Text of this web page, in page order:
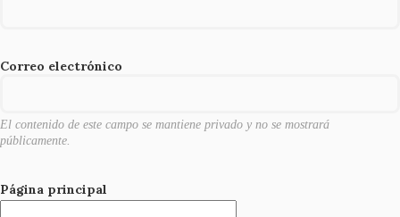
o
Correo electrónico
El contenido de este campo se mantiene privado y no se mostrará
públicamente.
Página principal